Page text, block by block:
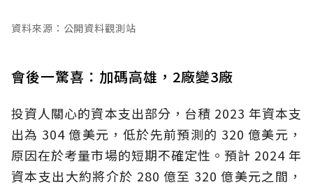
資料來源：公開資料觀測站
會後一驚喜：加碼高雄，2廠變3廠
投資人關心的資本支出部分，台積 2023 年資本支
出為 304 億美元，低於先前預測的 320 億美元，
原因在於考量市場的短期不確定性。預計 2024 年
資本支出大約將介於 280 億至 320 億美元之間，